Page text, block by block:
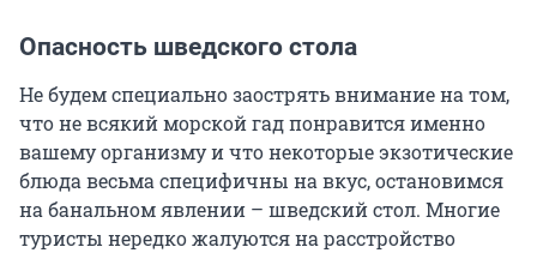
Опасность шведского стола
Не будем специально заострять внимание на том,
что не всякий морской гад понравится именно
вашему организму и что некоторые экзотические
блюда весьма специфичны на вкус, остановимся
на банальном явлении – шведский стол. Многие
туристы нередко жалуются на расстройство